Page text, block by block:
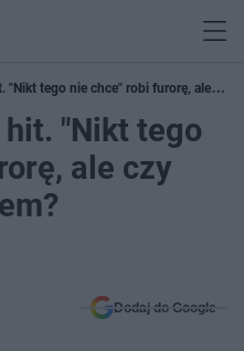
"Nikt tego nie chce" robi furorę, ale czy
"Nikt tego
ale czy
Dodaj do Google